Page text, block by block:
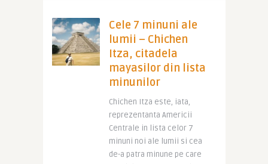
Cele 7 minuni ale
lumii – Chichen
Itza, citadela
mayasilor din lista
minunilor
Chichen Itza este, iata,
reprezentanta Americii
Centrale in lista celor 7
minuni noi ale lumii si cea
de-a patra minune pe care